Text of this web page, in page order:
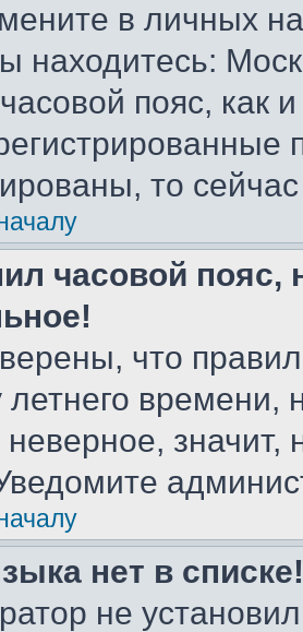
в личных
находитесь:
пояс, как
то
часовой пояс,
что
летнего
значит,
нет в списке!
не